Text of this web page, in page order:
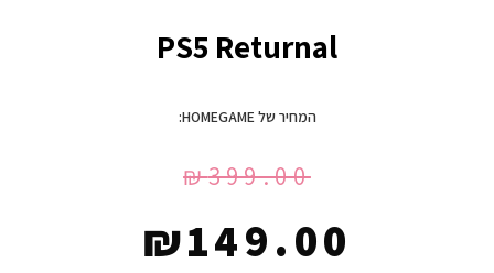
PS5 Returnal
המחיר של HOMEGAME:
₪399.00
₪149.00